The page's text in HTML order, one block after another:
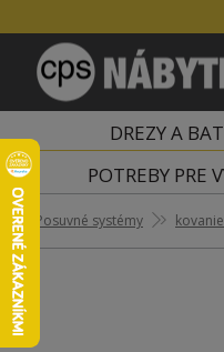
DREZY A
POTREBY PRE
Posuvné systémy